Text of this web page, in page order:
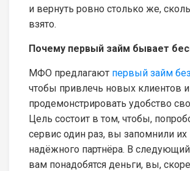
и вернуть ровно столько же,
взято.
Почему первый займ бывает
МФО предлагают первый займ
чтобы привлечь новых клиентов и
продемонстрировать удобство
Цель состоит в том, чтобы,
сервис один раз, вы запомнили их
надёжного партнёра. В следующий
вам понадобятся деньги, вы,